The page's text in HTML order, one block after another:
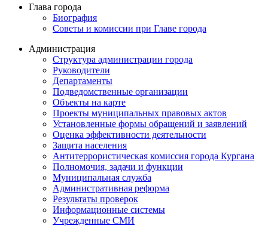
Глава города
Биография
Советы и комиссии при Главе города
Администрация
Структура администрации города
Руководители
Департаменты
Подведомственные организации
Объекты на карте
Проекты муниципальных правовых актов
Установленные формы обращений и заявлений
Оценка эффективности деятельности
Защита населения
Антитеррористическая комиссия города Кургана
Полномочия, задачи и функции
Муниципальная служба
Административная реформа
Результаты проверок
Информационные системы
Учрежденные СМИ